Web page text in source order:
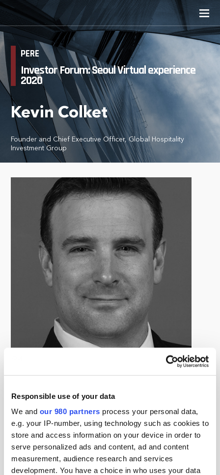
Responsible use of your data
We and our 980 partners process your personal data,
e.g. your IP-number, using technology such as cookies to
store and access information on your device in order to
serve personalized ads and content, ad and content
measurement, audience research and services
development. You have a choice in who uses your data
PERE
Investor Forum: Seoul Virtual experience
2020
Kevin Colket
Founder and Chief Executive Officer, Global Hospitality
Investment Group
케빈 콜켓은 GHIG(Global Hospitality Investment Group)
의 창립자 겸 CEO이다. GHIG는 숙박업 사모펀드 부문 신생
기업으로 2019년 1월에 설립되었다. 전세계 대도시의 저평가
호텔(싱글애셋, 포트폴리오, 운영사) 및 기타 숙박관련부동산
자산군(공유주택, 공유사무실, 학생주거시설, 실버타운, 리테
일)을 집중 공략한다. 아태지역의 리조트를 선정하고 있으며,